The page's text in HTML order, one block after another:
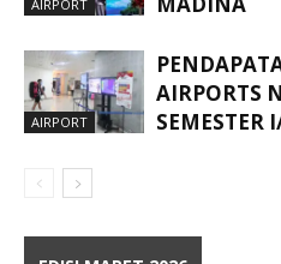
AIRPORT
AIRPORT
AIRPORTS
SEMESTER